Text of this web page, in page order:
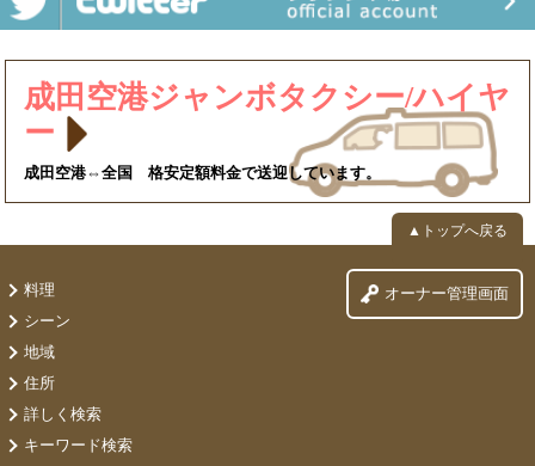
成田空港ジャンボタクシー/ハイヤ
ー
成田空港⇔全国 格安定額料金で送迎しています。
▲トップへ戻る
料理
シーン
地域
住所
詳しく検索
キーワード検索
オーナー管理画面